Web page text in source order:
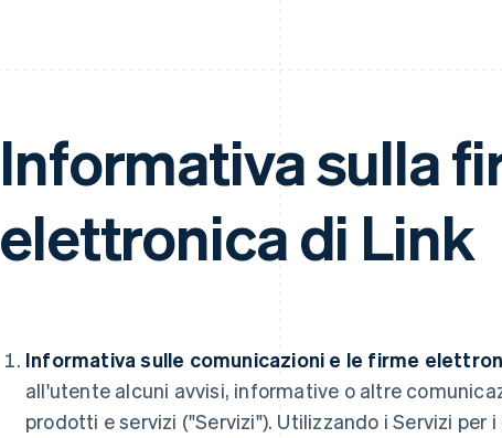
Informativa sulla
elettronica di Link
Informativa sulle comunicazioni e le firme
all'utente alcuni avvisi, informative o altre
prodotti e servizi ("Servizi"). Utilizzando i Servizi